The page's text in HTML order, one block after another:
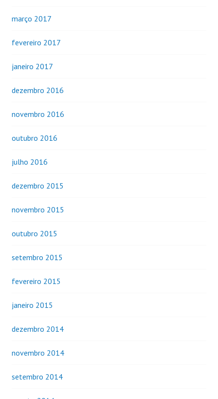
março 2017
fevereiro 2017
janeiro 2017
dezembro 2016
novembro 2016
outubro 2016
julho 2016
dezembro 2015
novembro 2015
outubro 2015
setembro 2015
fevereiro 2015
janeiro 2015
dezembro 2014
novembro 2014
setembro 2014